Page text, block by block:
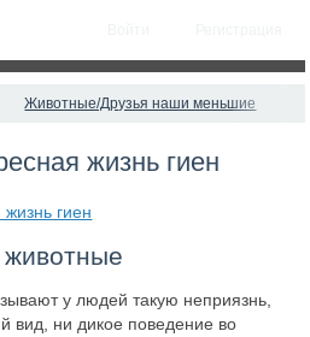
Животные/Друзья наши меньшие
жизнь гиен
у людей такую неприязнь,
вид, ни дикое поведение во